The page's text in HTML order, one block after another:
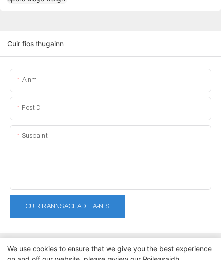
Cuir fios thugainn
Ainm
Post-D
Susbaint
CUIR RANNSACHADH A-NIS
We use cookies to ensure that we give you the best experience